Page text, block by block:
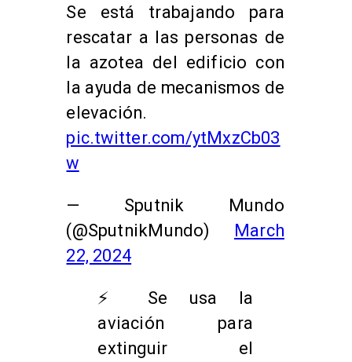
Se está trabajando para
rescatar a las personas de
la azotea del edificio con
la ayuda de mecanismos de
elevación.
pic.twitter.com/ytMxzCb03
w
— Sputnik Mundo
(@SputnikMundo) March
22, 2024
⚡️ Se usa la
aviación para
extinguir el